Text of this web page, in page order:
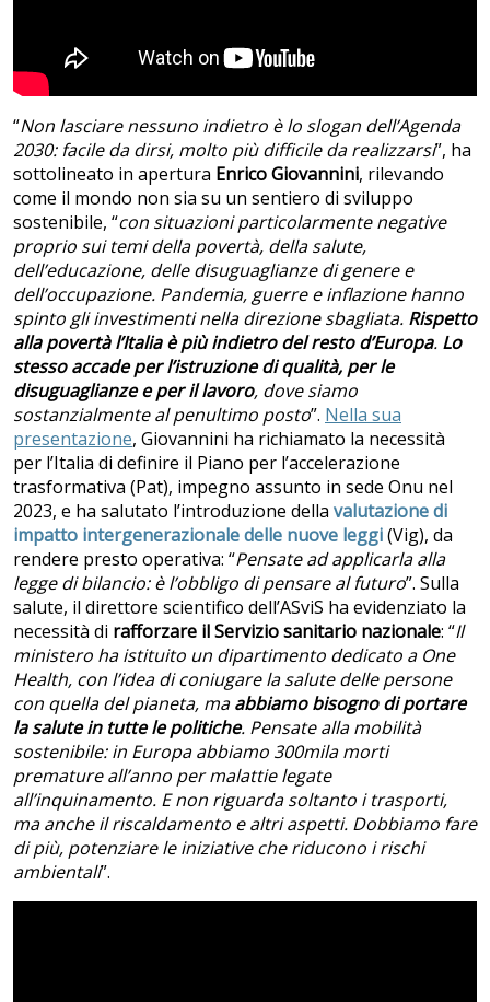
“Non lasciare nessuno indietro è lo slogan dell’Agenda
2030: facile da dirsi, molto più difficile da realizzarsi”, ha
sottolineato in apertura Enrico Giovannini, rilevando
come il mondo non sia su un sentiero di sviluppo
sostenibile, “con situazioni particolarmente negative
proprio sui temi della povertà, della salute,
dell’educazione, delle disuguaglianze di genere e
dell’occupazione. Pandemia, guerre e inflazione hanno
spinto gli investimenti nella direzione sbagliata. Rispetto
alla povertà l’Italia è più indietro del resto d’Europa. Lo
stesso accade per l’istruzione di qualità, per le
disuguaglianze e per il lavoro, dove siamo
sostanzialmente al penultimo posto”. Nella sua
presentazione, Giovannini ha richiamato la necessità
per l’Italia di definire il Piano per l’accelerazione
trasformativa (Pat), impegno assunto in sede Onu nel
2023, e ha salutato l’introduzione della valutazione di
impatto intergenerazionale delle nuove leggi(Vig), da
rendere presto operativa: “Pensate ad applicarla alla
legge di bilancio: è l’obbligo di pensare al futuro”. Sulla
salute, il direttore scientifico dell’ASviS ha evidenziato la
necessità di rafforzare il Servizio sanitario nazionale: “Il
ministero ha istituito un dipartimento dedicato a One
Health, con l’idea di coniugare la salute delle persone
con quella del pianeta, maabbiamo bisogno di portare
la salute in tutte le politiche. Pensate alla mobilità
sostenibile: in Europa abbiamo 300mila morti
premature all’anno per malattie legate
all’inquinamento. E non riguarda soltanto i trasporti,
ma anche il riscaldamento e altri aspetti. Dobbiamo fare
di più, potenziare le iniziative che riducono i rischi
ambientali”.